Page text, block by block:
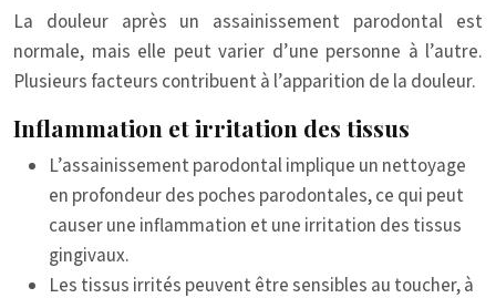
La douleur après un assainissement parodontal est
normale, mais elle peut varier d’une personne à l’autre.
Plusieurs facteurs contribuent à l’apparition de la douleur.
Inflammation et irritation des tissus
L’assainissement parodontal implique un nettoyage
en profondeur des poches parodontales, ce qui peut
causer une inflammation et une irritation des tissus
gingivaux.
Les tissus irrités peuvent être sensibles au toucher, à